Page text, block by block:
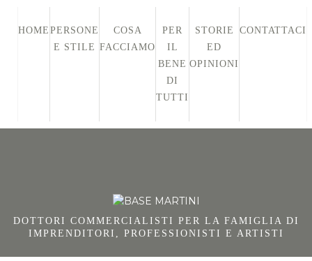
HOME PERSONE
E STILE
COSA
FACCIAMO
PER
IL
BENE
DI
TUTTI
STORIE
ED
OPINIONI
CONTATTACI
DOTTORI COMMERCIALISTI PER LA FAMIGLIA DI
IMPRENDITORI, PROFESSIONISTI E ARTISTI